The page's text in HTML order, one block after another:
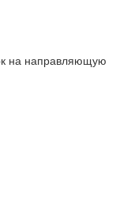
на направляющую